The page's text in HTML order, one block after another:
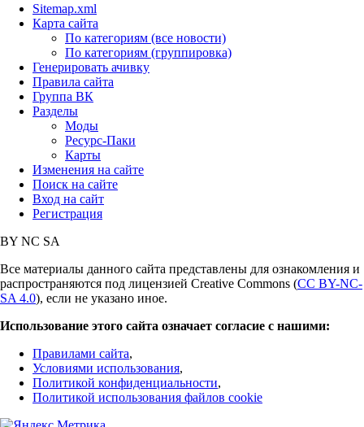
Sitemap.xml
Карта сайта
По категориям (все новости)
По категориям (группировка)
Генерировать ачивку
Правила сайта
Группа ВК
Разделы
Моды
Ресурс-Паки
Карты
Изменения на сайте
Поиск на сайте
Вход на сайт
Регистрация
BY NC SA
Все материалы данного сайта представлены для ознакомления и
распространяются под лицензией Creative Commons (CC BY-NC-
SA 4.0), если не указано иное.
Использование этого сайта означает согласие с нашими:
Правилами сайта,
Условиями использования,
Политикой конфиденциальности,
Политикой использования файлов cookie